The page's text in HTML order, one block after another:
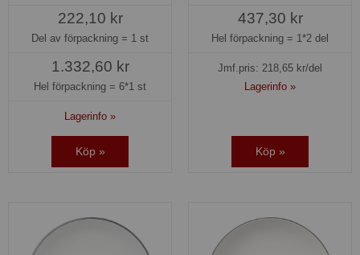
222,10 kr
Del av förpackning = 1 st
1.332,60 kr
Hel förpackning = 6*1 st
Lagerinfo »
Köp »
437,30 kr
Hel förpackning = 1*2 del
Jmf.pris: 218,65 kr/del
Lagerinfo »
Köp »